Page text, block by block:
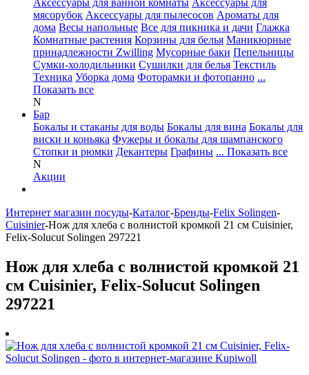
Аксессуары для ванной комнаты Аксессуары для
мясорубок Аксессуары для пылесосов Ароматы для
дома Весы напольные Все для пикника и дачи Глажка
Комнатные растения Корзины для белья Маникюрные
принадлежности Zwilling Мусорные баки Пепельницы
Сумки-холодильники Сушилки для белья Текстиль
Техника Уборка дома Фоторамки и фотопанно ...
Показать все
N
Бар
Бокалы и стаканы для воды Бокалы для вина Бокалы для
виски и коньяка Фужеры и бокалы для шампанского
Стопки и рюмки Декантеры Графины ... Показать все
N
Акции
Интернет магазин посуды-Каталог-Бренды-Felix Solingen-
Cuisinier-Нож для хлеба с волнистой кромкой 21 см Cuisinier,
Felix-Solucut Solingen 297221
Нож для хлеба с волнистой кромкой 21
см Cuisinier, Felix-Solucut Solingen
297221